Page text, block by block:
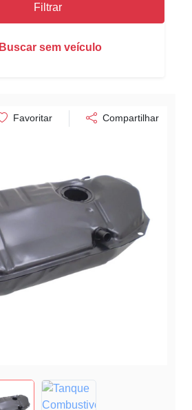
Filtrar
Buscar sem veículo
Favoritar Compartilhar